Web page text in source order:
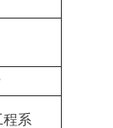
程系